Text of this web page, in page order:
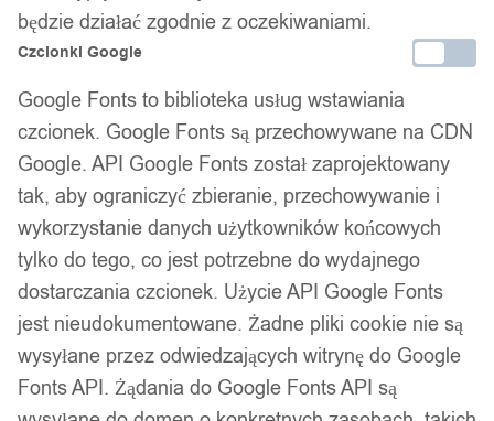
ZESTAW 4 szt FOREMKI DO JAJEK
SADZONYCH STALOWE
27,99zł
Opis produktu
Super szatkownico - krajalnica 12 elementów
będzie działać zgodnie z oczekiwaniami.
Czcionki Google
Google Fonts to biblioteka usług wstawiania
czcionek. Google Fonts są przechowywane na CDN
Google. API Google Fonts został zaprojektowany
tak, aby ograniczyć zbieranie, przechowywanie i
wykorzystanie danych użytkowników końcowych
tylko do tego, co jest potrzebne do wydajnego
dostarczania czcionek. Użycie API Google Fonts
jest nieudokumentowane. Żadne pliki cookie nie są
wysyłane przez odwiedzających witrynę do Google
Fonts API. Żądania do Google Fonts API są